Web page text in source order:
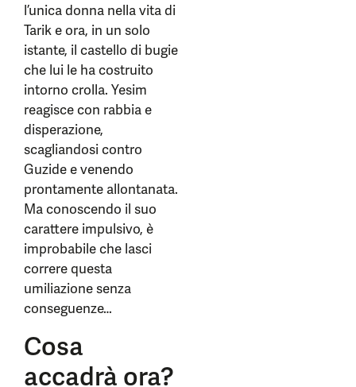
l’unica donna nella vita di
Tarik e ora, in un solo
istante, il castello di bugie
che lui le ha costruito
intorno crolla. Yesim
reagisce con rabbia e
disperazione,
scagliandosi contro
Guzide e venendo
prontamente allontanata.
Ma conoscendo il suo
carattere impulsivo, è
improbabile che lasci
correre questa
umiliazione senza
conseguenze…
Cosa
accadrà ora?